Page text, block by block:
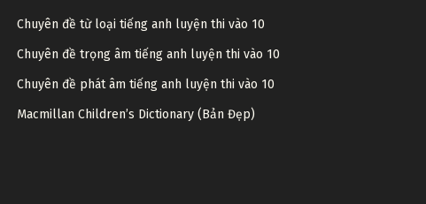
Chuyên đề từ loại tiếng anh luyện thi vào 10
Chuyên đề trọng âm tiếng anh luyện thi vào 10
Chuyên đề phát âm tiếng anh luyện thi vào 10
Macmillan Children’s Dictionary (Bản Đẹp)